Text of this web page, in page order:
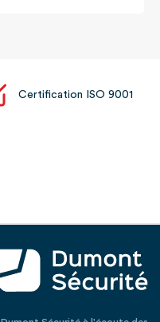
Certification ISO 9001